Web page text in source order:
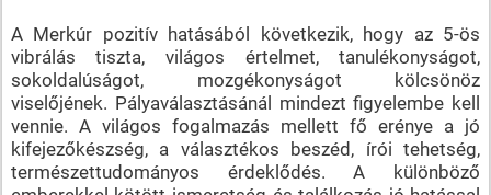
A Merkúr pozitív hatásából következik, hogy az 5-ös
vibrálás tiszta, világos értelmet, tanulékonyságot,
sokoldalúságot, mozgékonyságot kölcsönöz
viselőjének. Pályaválasztásánál mindezt figyelembe kell
vennie. A világos fogalmazás mellett fő erénye a jó
kifejezőkészség, a választékos beszéd, írói tehetség,
természettudományos érdeklődés. A különböző